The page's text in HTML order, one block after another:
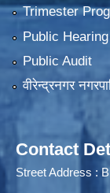
Trimester
Public Hearing
Public Audit
वीरेन्द्रनगर
Contact
Street Address :